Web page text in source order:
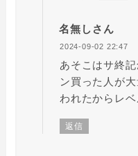
名無しさん
2024-09-02 22:47
あそこはサ終
ン買った人が
われたからレベ
返信